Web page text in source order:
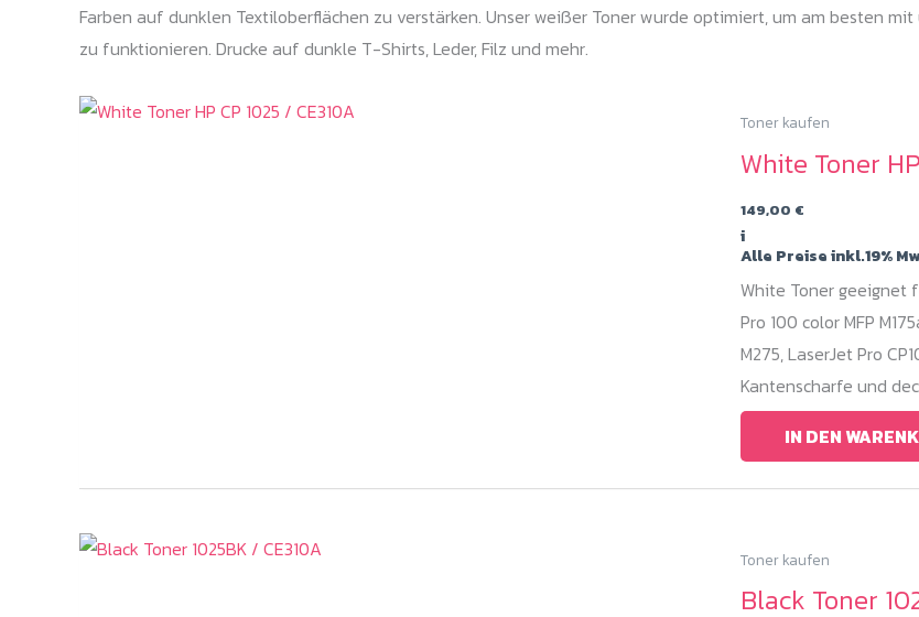
Farben auf dunklen Textiloberflächen zu verstärken. Unser weißer Toner wurde optimiert, um am besten mit
zu funktionieren. Drucke auf dunkle T-Shirts, Leder, Filz und mehr.
Toner kaufen
White Toner
149,00 €
i
Alle Preise inkl.19%
White Toner geeignet
Pro 100 color MFP
M275, LaserJet Pro
Kantenscharfe und
IN DEN
Toner kaufen
Black Toner